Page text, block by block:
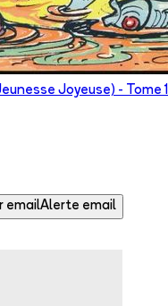
Joyeuse) - Tome
emailAlerte email